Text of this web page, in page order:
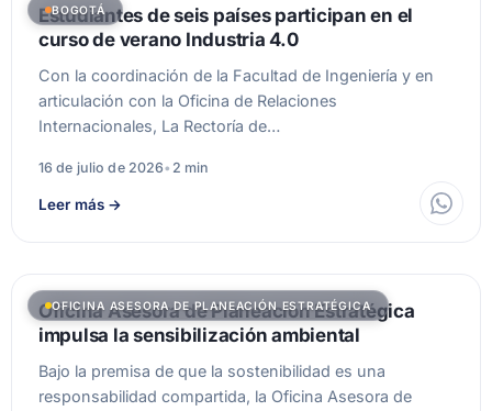
BOGOTÁ
Estudiantes de seis países participan en el
curso de verano Industria 4.0
Con la coordinación de la Facultad de Ingeniería y en
articulación con la Oficina de Relaciones
Internacionales, La Rectoría de…
16 de julio de 2026• 2 min
Leer más →
OFICINA ASESORA DE PLANEACIÓN ESTRATÉGICA
Oficina Asesora de Planeación Estratégica
impulsa la sensibilización ambiental
Bajo la premisa de que la sostenibilidad es una
responsabilidad compartida, la Oficina Asesora de